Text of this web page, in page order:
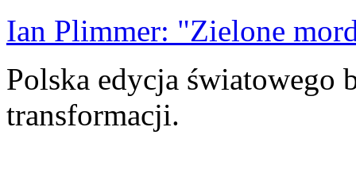
Ian Plimmer: "Zielone
Polska edycja światowego
transformacji.